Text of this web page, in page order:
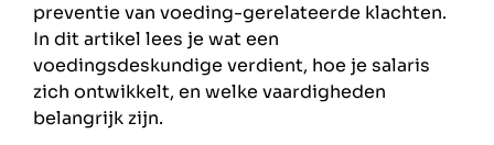
preventie van voeding-gerelateerde klachten.
In dit artikel lees je wat een
voedingsdeskundige verdient, hoe je salaris
zich ontwikkelt, en welke vaardigheden
belangrijk zijn.